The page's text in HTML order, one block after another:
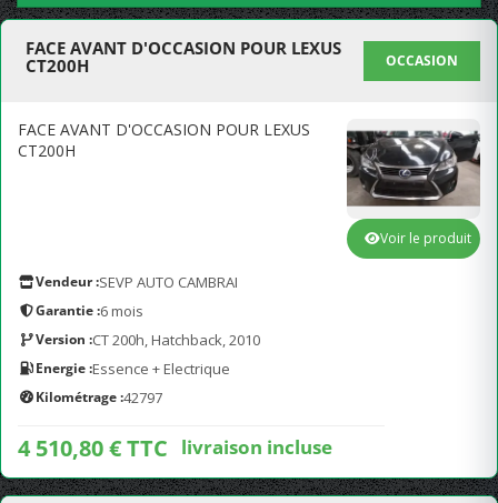
FACE AVANT D'OCCASION POUR LEXUS
CT200H
OCCASION
FACE AVANT D'OCCASION POUR LEXUS
CT200H
Vendeur :SEVP AUTO CAMBRAI
Garantie :6 mois
Version :CT 200h, Hatchback, 2010
Energie :Essence + Electrique
Kilométrage :42797
4 510,80 € TTC livraison incluse
Voir le produit